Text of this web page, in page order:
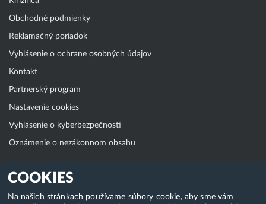
COOKIES
Na našich stránkach používame súbory cookie, aby sme vám
Obchodné podmienky
Reklamačný poriadok
Vyhlásenie o ochrane osobných údajov
Kontakt
Partnerský program
Nastavenie cookies
Vyhlásenie o kyberbezpečnosti
Oznámenie o nezákonnom obsahu
Klientská zóna
WebAdmin